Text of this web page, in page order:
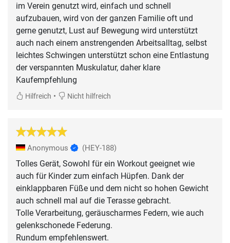
im Verein genutzt wird, einfach und schnell
aufzubauen, wird von der ganzen Familie oft und
gerne genutzt, Lust auf Bewegung wird unterstützt
auch nach einem anstrengenden Arbeitsalltag, selbst
leichtes Schwingen unterstützt schon eine Entlastung
der verspannten Muskulatur, daher klare
Kaufempfehlung
Hilfreich • Nicht hilfreich
Anonymous (HEY-188)
Tolles Gerät, Sowohl für ein Workout geeignet wie
auch für Kinder zum einfach Hüpfen. Dank der
einklappbaren Füße und dem nicht so hohen Gewicht
auch schnell mal auf die Terasse gebracht.
Tolle Verarbeitung, geräuscharmes Federn, wie auch
gelenkschonede Federung.
Rundum empfehlenswert.